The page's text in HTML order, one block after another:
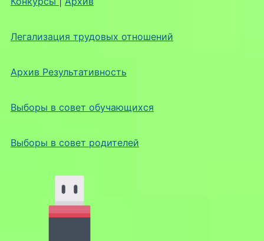
Легализация трудовых отношений
Архив Результативность
Выборы в совет обучающихся
Выборы в совет родителей